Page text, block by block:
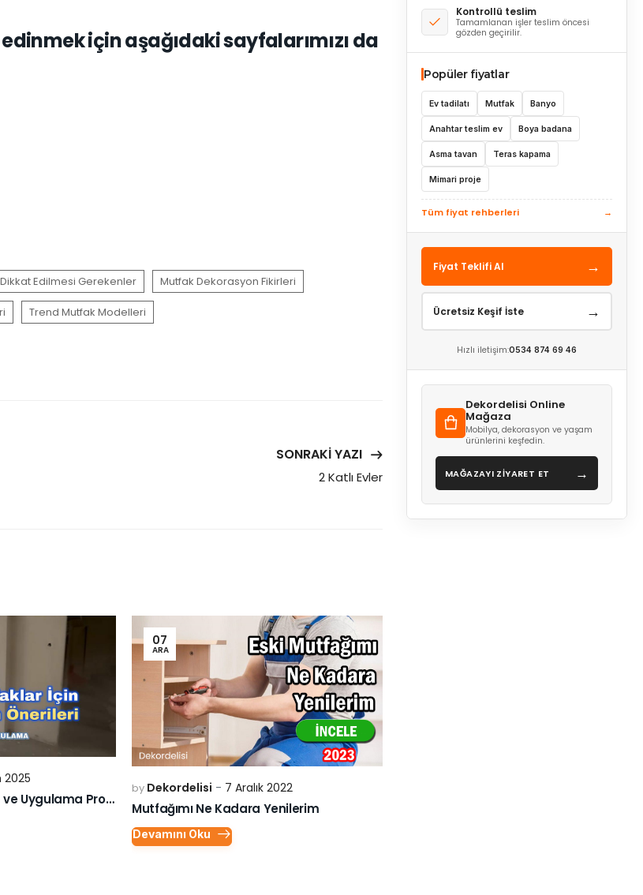
Kontrollü teslim
Tamamlanan işler teslim öncesi
gözden geçirilir.
Popüler fiyatlar
Ev tadilatı Mutfak Banyo
Anahtar teslim ev Boya badana
Asma tavan Teras kapama
Mimari proje
Tüm fiyat rehberleri →
Fiyat Teklifi Al →
Ücretsiz Keşif İste →
Hızlı iletişim:0534 874 69 46
Dekordelisi Online
Mağaza
Mobilya, dekorasyon ve yaşam
ürünlerini keşfedin.
MAĞAZAYI ZİYARET ET →
için aşağıdaki sayfalarımızı da
Edilmesi Gerekenler Mutfak Dekorasyon Fikirleri
Trend Mutfak Modelleri
SONRAKI YAZI
2 Katlı Evler
2025
Küçük Mutfak Tasarım ve Uygulama Projemiz
07
ARA
by Dekordelisi 7 Aralık 2022
Mutfağımı Ne Kadara Yenilerim
Devamını Oku